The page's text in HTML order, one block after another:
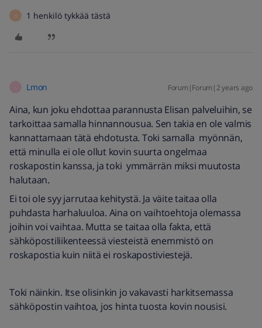
H 1 henkilö tykkää tästä
Lmon Forum|Forum|2 years ago
Aina, kun joku ehdottaa parannusta Elisan palveluihin, se
tarkoittaa samalla hinnannousua. Sen takia en ole valmis
kannattamaan tätä ehdotusta. Toki samalla myönnän,
että minulla ei ole ollut kovin suurta ongelmaa
roskapostin kanssa, ja toki ymmärrän miksi muutosta
halutaan.
Ei toi ole syy jarrutaa kehitystä. Ja väite taitaa olla
puhdasta harhaluuloa. Aina on vaihtoehtoja olemassa
joihin voi vaihtaa. Mutta se taitaa olla fakta, että
sähköpostiliikenteessä viesteistä enemmistö on
roskapostia kuin niitä ei roskapostiviestejä.
Toki näinkin. Itse olisinkin jo vakavasti harkitsemassa
sähköpostin vaihtoa, jos hinta tuosta kovin nousisi.